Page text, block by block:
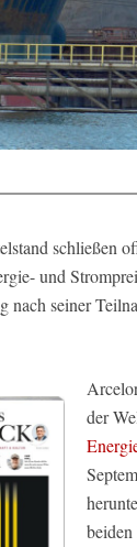
schließen
und
seiner
der